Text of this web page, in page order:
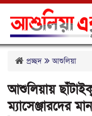
প্রচ্ছদ আশুলিয়া
আশুলিয়ায়
ম্যাসেঞ্জারদের